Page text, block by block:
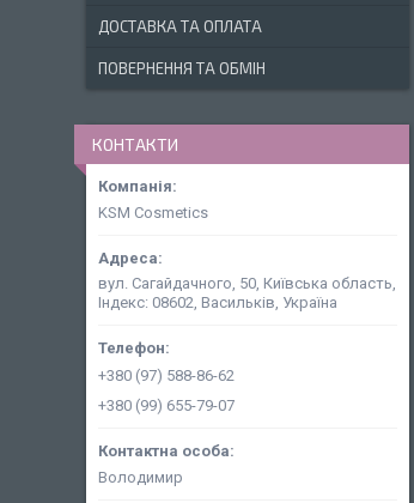
ДОСТАВКА ТА ОПЛАТА
ПОВЕРНЕННЯ ТА ОБМІН
КОНТАКТИ
KSM Cosmetics
вул. Сагайдачного, 50, Київська область,
Індекс: 08602, Васильків, Україна
+380 (97) 588-86-62
+380 (99) 655-79-07
Володимир